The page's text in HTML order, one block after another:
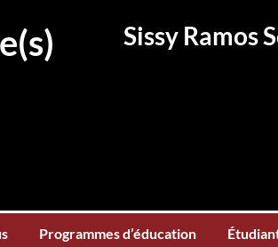
Sissy Ramos
Programmes d’éducation